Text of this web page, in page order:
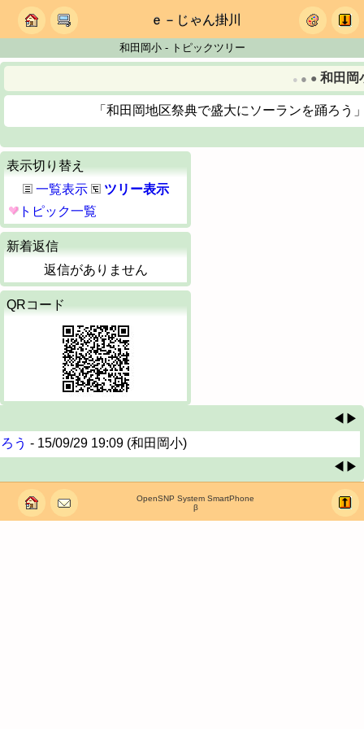
ｅ－じゃん掛川
和田岡小 - トピックツリー
● ● ● 和田岡
「和田岡地区祭典で盛大にソーランを踊ろう
表示切り替え
一覧表示
ツリー表示
トピック一覧
新着返信
返信がありません
QRコード
◀ ▶
う - 15/09/29 19:09 (和田岡小)
◀ ▶
OpenSNP System SmartPhone
β